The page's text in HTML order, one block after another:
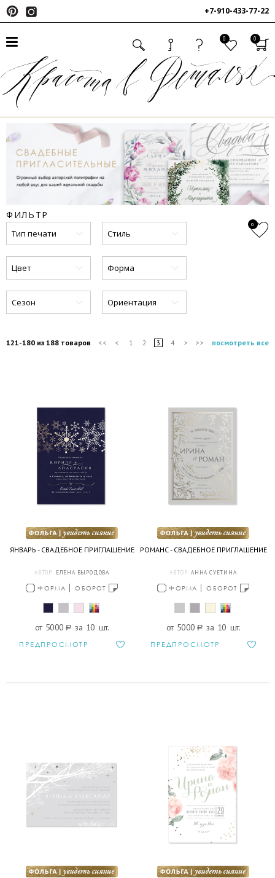
+7-910-433-77-22
0 0
ФИЛЬТР
Тип печати Стиль
Цвет Форма
Сезон Ориентация
0
121-180 из 188 товаров посмотреть все
<< < 1 2 3 4 > >>
ЯНВАРЬ - СВАДЕБНОЕ ПРИГЛАШЕНИЕ
АВТОР: ЕЛЕНА ВЫРОДОВА
ФОРМА ОБОРОТ
от 5000 a за 10 шт.
ПРЕДПРОСМОТР
РОМАНС - СВАДЕБНОЕ ПРИГЛАШЕНИЕ
АВТОР: АННА СУЕТИНА
ФОРМА ОБОРОТ
от 5000 a за 10 шт.
ПРЕДПРОСМОТР